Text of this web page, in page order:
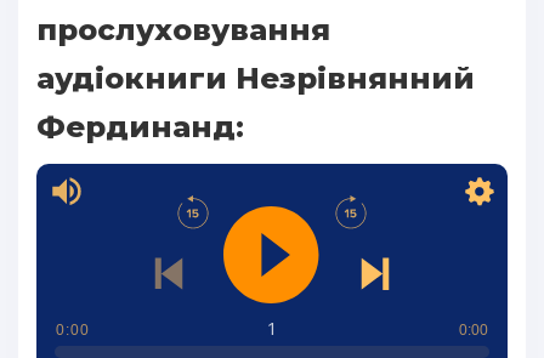
прослуховування
аудіокниги Незрівнянний
Фердинанд:
1
0:00 0:00